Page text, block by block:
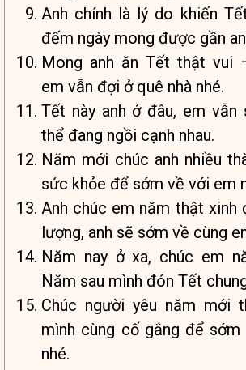
Anh chính là lý do khiến
đếm ngày mong được gần
Mong anh ăn Tết thật vui
em vẫn đợi ở quê nhà nhé.
Tết này anh ở đâu, em vẫn
thể đang ngồi cạnh nhau.
Năm mới chúc anh nhiều
sức khỏe để sớm về với em
Anh chúc em năm thật xinh
lượng, anh sẽ sớm về cùng
Năm nay ở xa, chúc em
Năm sau mình đón Tết
Chúc người yêu năm mới
mình cùng cố gắng để sớm
nhé.